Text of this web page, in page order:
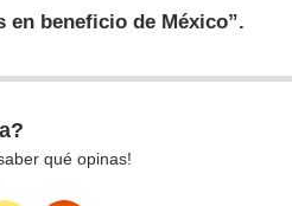
beneficio de México”.
qué opinas!